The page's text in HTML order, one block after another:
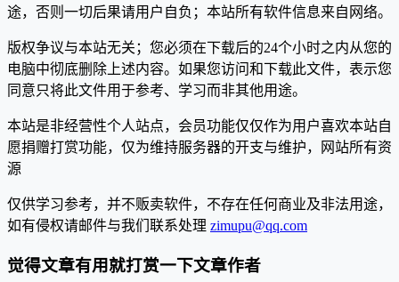
途，否则一切后果请用户自负；本站所有软件信息来自网络。
版权争议与本站无关；您必须在下载后的24个小时之内从您的
电脑中彻底删除上述内容。如果您访问和下载此文件，表示您
同意只将此文件用于参考、学习而非其他用途。
本站是非经营性个人站点，会员功能仅仅作为用户喜欢本站自
愿捐赠打赏功能，仅为维持服务器的开支与维护，网站所有资
源
仅供学习参考，并不贩卖软件，不存在任何商业及非法用途，
如有侵权请邮件与我们联系处理 zimupu@qq.com
觉得文章有用就打赏一下文章作者